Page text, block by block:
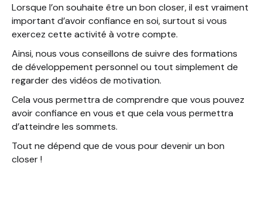
Lorsque l’on souhaite être un bon closer, il est vraiment
important d’avoir confiance en soi, surtout si vous
exercez cette activité à votre compte.
Ainsi, nous vous conseillons de suivre des formations
de développement personnel ou tout simplement de
regarder des vidéos de motivation.
Cela vous permettra de comprendre que vous pouvez
avoir confiance en vous et que cela vous permettra
d’atteindre les sommets.
Tout ne dépend que de vous pour devenir un bon
closer !